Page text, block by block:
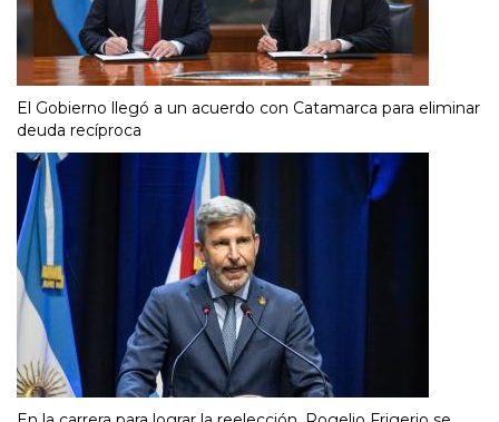
El Gobierno llegó a un acuerdo con Catamarca para eliminar
deuda recíproca